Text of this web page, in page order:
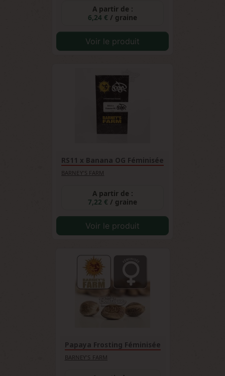
A partir de :
6,24 € / graine
Voir le produit
RS11 x Banana OG Féminisée
BARNEY'S FARM
A partir de :
7,22 € / graine
Voir le produit
Papaya Frosting Féminisée
BARNEY'S FARM